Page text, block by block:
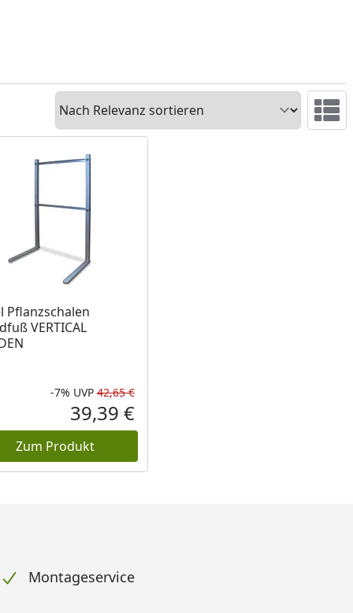
Sortieren
Pflanzschalen
VERTICAL
Rabatt in Prozent
-7%
Ursprünglicher Preis
UVP 42,65 €
Aktueller Preis
39,39 €
Zum Produkt
Montageservice